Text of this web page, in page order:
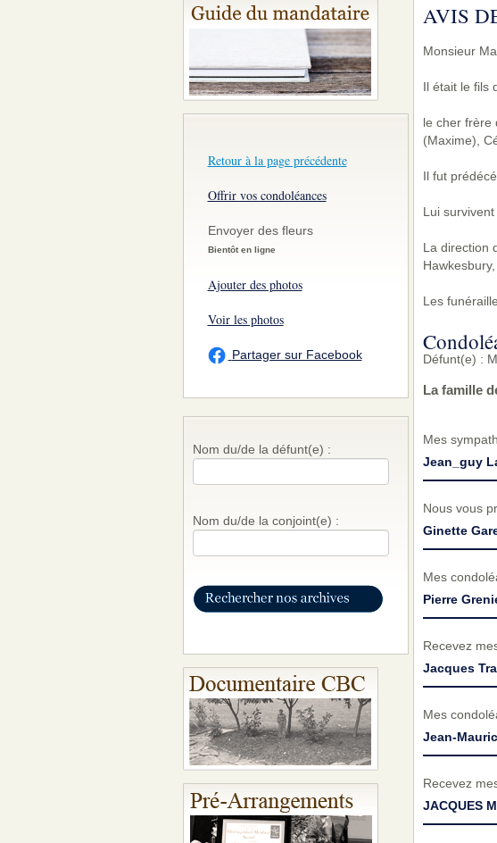
Retour à la page précédente
Offrir vos condoléances
Envoyer des fleurs
Bientôt en ligne
Ajouter des photos
Voir les photos
Partager sur Facebook
Nom du/de la défunt(e) :
Nom du/de la conjoint(e) :
AVIS
Monsieur
Il était le fils
le cher frère
(Maxime),
Il fut
Lui
La direction
Les
Défunt(e) :
La famille
Mes
Jean_guy
Nous vous
Ginette
Mes
Pierre
Recevez
Jacques
Mes
Jean-
Recevez
JACQUES